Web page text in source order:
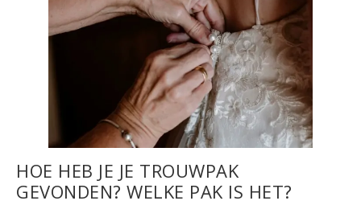
HOE HEB JE JE TROUWPAK
GEVONDEN? WELKE PAK IS HET?